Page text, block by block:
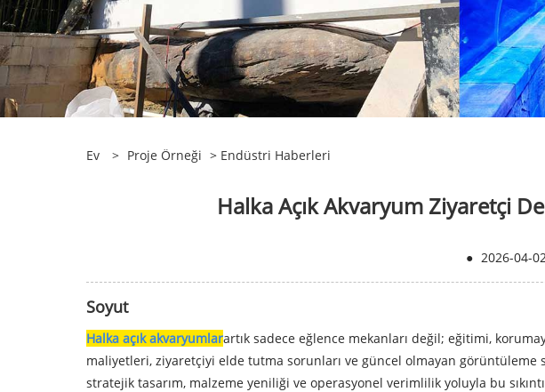
Ev > Proje Örneği > Endüstri Haberleri
Halka Açık Akvaryum Ziyaretçi
● 2026-04-02
Soyut
Halka açık akvaryumlarartık sadece eğlence mekanları değil; eğitimi,
maliyetleri, ziyaretçiyi elde tutma sorunları ve güncel olmayan görüntüleme
stratejik tasarım, malzeme yeniliği ve operasyonel verimlilik yoluyla bu